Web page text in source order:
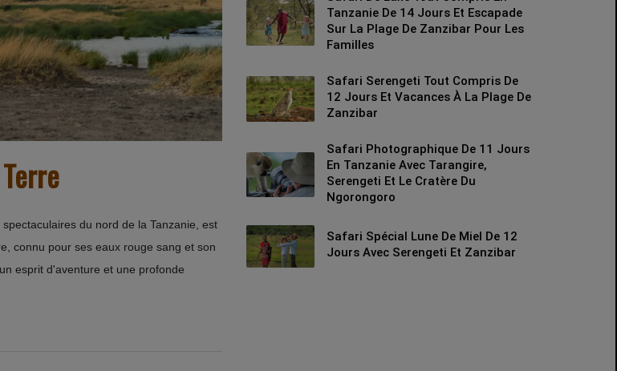
du nord de la Tanzanie, est
connu pour ses eaux rouge sang et son
esprit d'aventure et une profonde
Tanzanie De 14 Jours Et Escapade
Sur La Plage De Zanzibar Pour Les
Familles
Safari Serengeti Tout Compris De
12 Jours Et Vacances À La Plage De
Zanzibar
Safari Photographique De 11 Jours
En Tanzanie Avec Tarangire,
Serengeti Et Le Cratère Du
Ngorongoro
Safari Spécial Lune De Miel De 12
Jours Avec Serengeti Et Zanzibar